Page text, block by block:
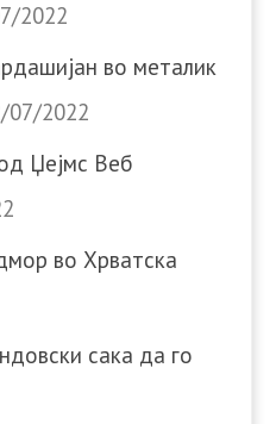
2022
во металик
07/2022
Џејмс Веб
во Хрватска
сака да го